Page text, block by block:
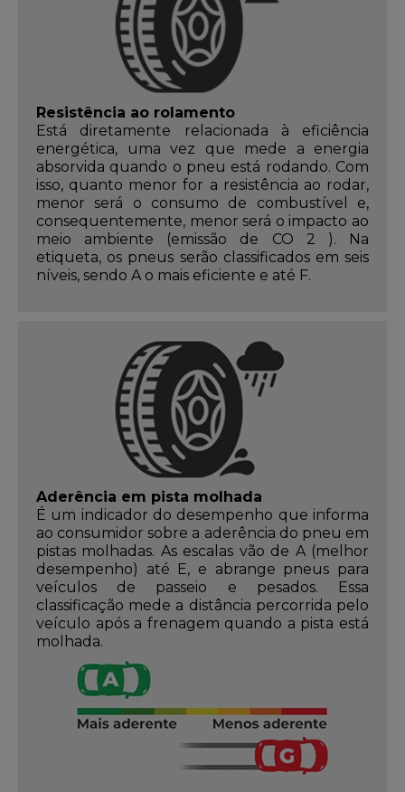
Resistência ao rolamento
Está diretamente relacionada à eficiência
energética, uma vez que mede a energia
absorvida quando o pneu está rodando. Com
isso, quanto menor for a resistência ao rodar,
menor será o consumo de combustível e,
consequentemente, menor será o impacto ao
meio ambiente (emissão de CO 2 ). Na
etiqueta, os pneus serão classificados em seis
níveis, sendo A o mais eficiente e até F.
Aderência em pista molhada
É um indicador do desempenho que informa
ao consumidor sobre a aderência do pneu em
pistas molhadas. As escalas vão de A (melhor
desempenho) até E, e abrange pneus para
veículos de passeio e pesados. Essa
classificação mede a distância percorrida pelo
veículo após a frenagem quando a pista está
molhada.